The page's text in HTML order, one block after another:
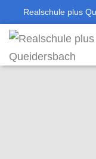
Realschule plus
06371-613688-0